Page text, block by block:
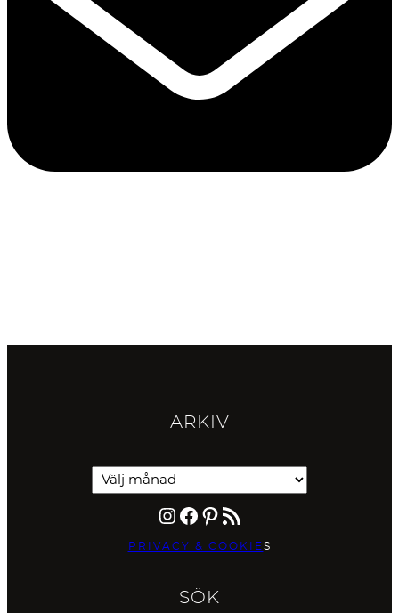
ARKIV
Instagram Facebook Pinterest RSS-flöde
PRIVACY & COOKIES
SÖK